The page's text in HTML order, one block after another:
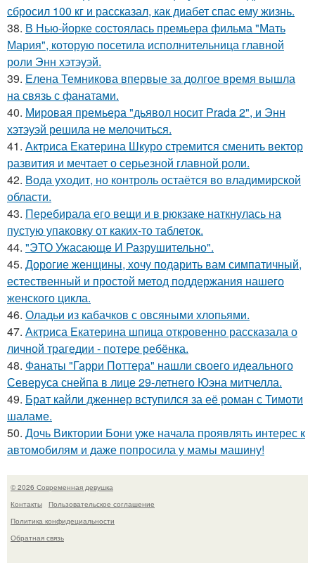
сбросил 100 кг и рассказал, как диабет спас ему жизнь.
38. В Нью-йорке состоялась премьера фильма "Мать
Мария", которую посетила исполнительница главной
роли Энн хэтэуэй.
39. Елена Темникова впервые за долгое время вышла
на связь с фанатами.
40. Мировая премьера "дьявол носит Prada 2", и Энн
хэтэуэй решила не мелочиться.
41. Актриса Екатерина Шкуро стремится сменить вектор
развития и мечтает о серьезной главной роли.
42. Вода уходит, но контроль остаётся во владимирской
области.
43. Перебирала его вещи и в рюкзаке наткнулась на
пустую упаковку от каких-то таблеток.
44. "ЭТО Ужасающе И Разрушительно".
45. Дорогие женщины, хочу подарить вам симпатичный,
естественный и простой метод поддержания нашего
женского цикла.
46. Оладьи из кабачков с овсяными хлопьями.
47. Актриса Екатерина шпица откровенно рассказала о
личной трагедии - потере ребёнка.
48. Фанаты "Гарри Поттера" нашли своего идеального
Северуса снейпа в лице 29-летнего Юэна митчелла.
49. Брат кайли дженнер вступился за её роман с Тимоти
шаламе.
50. Дочь Виктории Бони уже начала проявлять интерес к
автомобилям и даже попросила у мамы машину!
© 2026 Современная девушка
Контакты
Пользовательское соглашение
Политика конфидециальности
Обратная связь